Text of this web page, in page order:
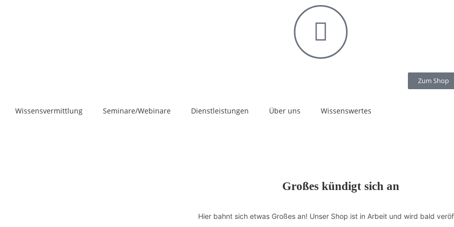
Zum Shop
Wissensvermittlung Seminare/Webinare Dienstleistungen Über uns Wissenswertes
Großes kündigt sich an
Hier bahnt sich etwas Großes an! Unser Shop ist in Arbeit und wird bald